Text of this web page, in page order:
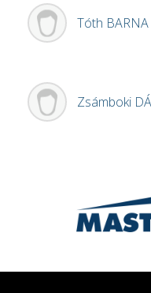
Tóth BARNA
Zsámboki